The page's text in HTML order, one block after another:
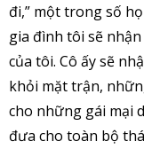
đi,” một trong số
gia đình tôi sẽ
của tôi. Cô ấy sẽ
khỏi mặt trận,
cho những gái mại
đưa cho toàn bộ